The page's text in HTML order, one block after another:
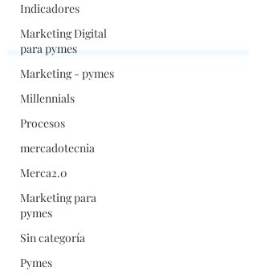
Indicadores
Marketing Digital
para pymes
Marketing - pymes
Millennials
Procesos
mercadotecnia
Merca2.0
Marketing para
pymes
Sin categoría
Pymes